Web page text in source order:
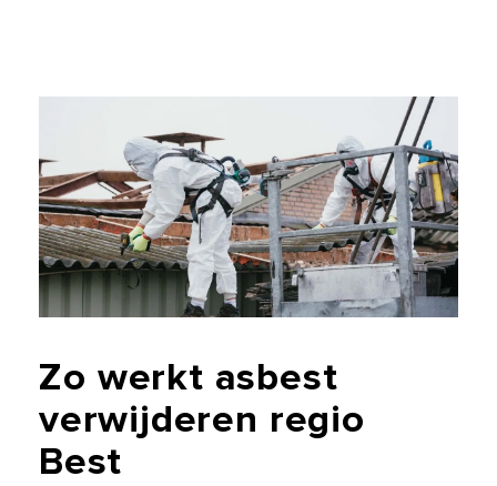
Zo werkt asbest
verwijderen regio
Best